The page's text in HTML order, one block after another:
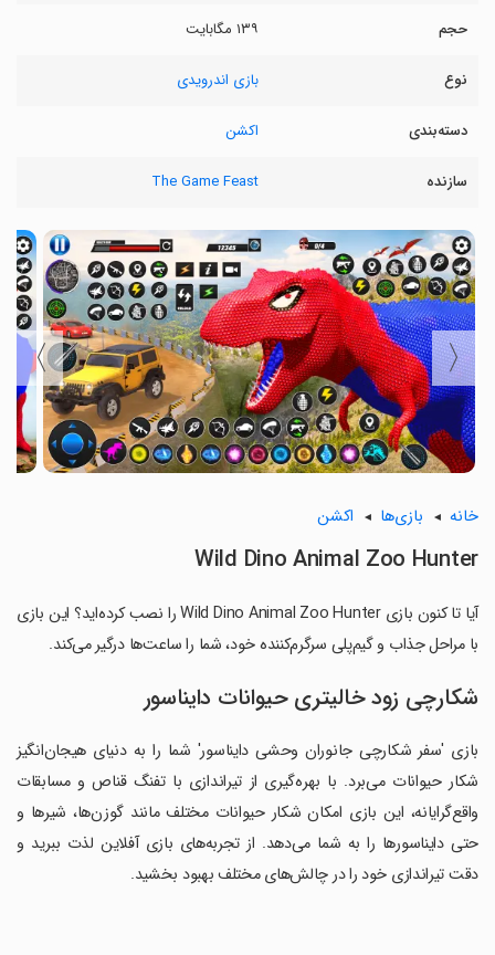
حجم ۱۳۹ مگابایت
نوع بازی اندرویدی
دسته‌بندی اکشن
سازنده The Game Feast
〈
〉
خانه بازی‌ها اکشن
Wild Dino Animal Zoo Hunter
آیا تا کنون بازی Wild Dino Animal Zoo Hunter را نصب کرده‌اید؟ این بازی
با مراحل جذاب و گیم‌پلی سرگرم‌کننده خود، شما را ساعت‌ها درگیر می‌کند.
شکارچی زود خالیتری حیوانات دایناسور
بازی 'سفر شکارچی جانوران وحشی دایناسور' شما را به دنیای هیجان‌انگیز
شکار حیوانات می‌برد. با بهره‌گیری از تیراندازی با تفنگ قناص و مسابقات
واقع‌گرایانه، این بازی امکان شکار حیوانات مختلف مانند گوزن‌ها، شیرها و
حتی دایناسورها را به شما می‌دهد. از تجربه‌های بازی آفلاین لذت ببرید و
دقت تیراندازی خود را در چالش‌های مختلف بهبود بخشید.